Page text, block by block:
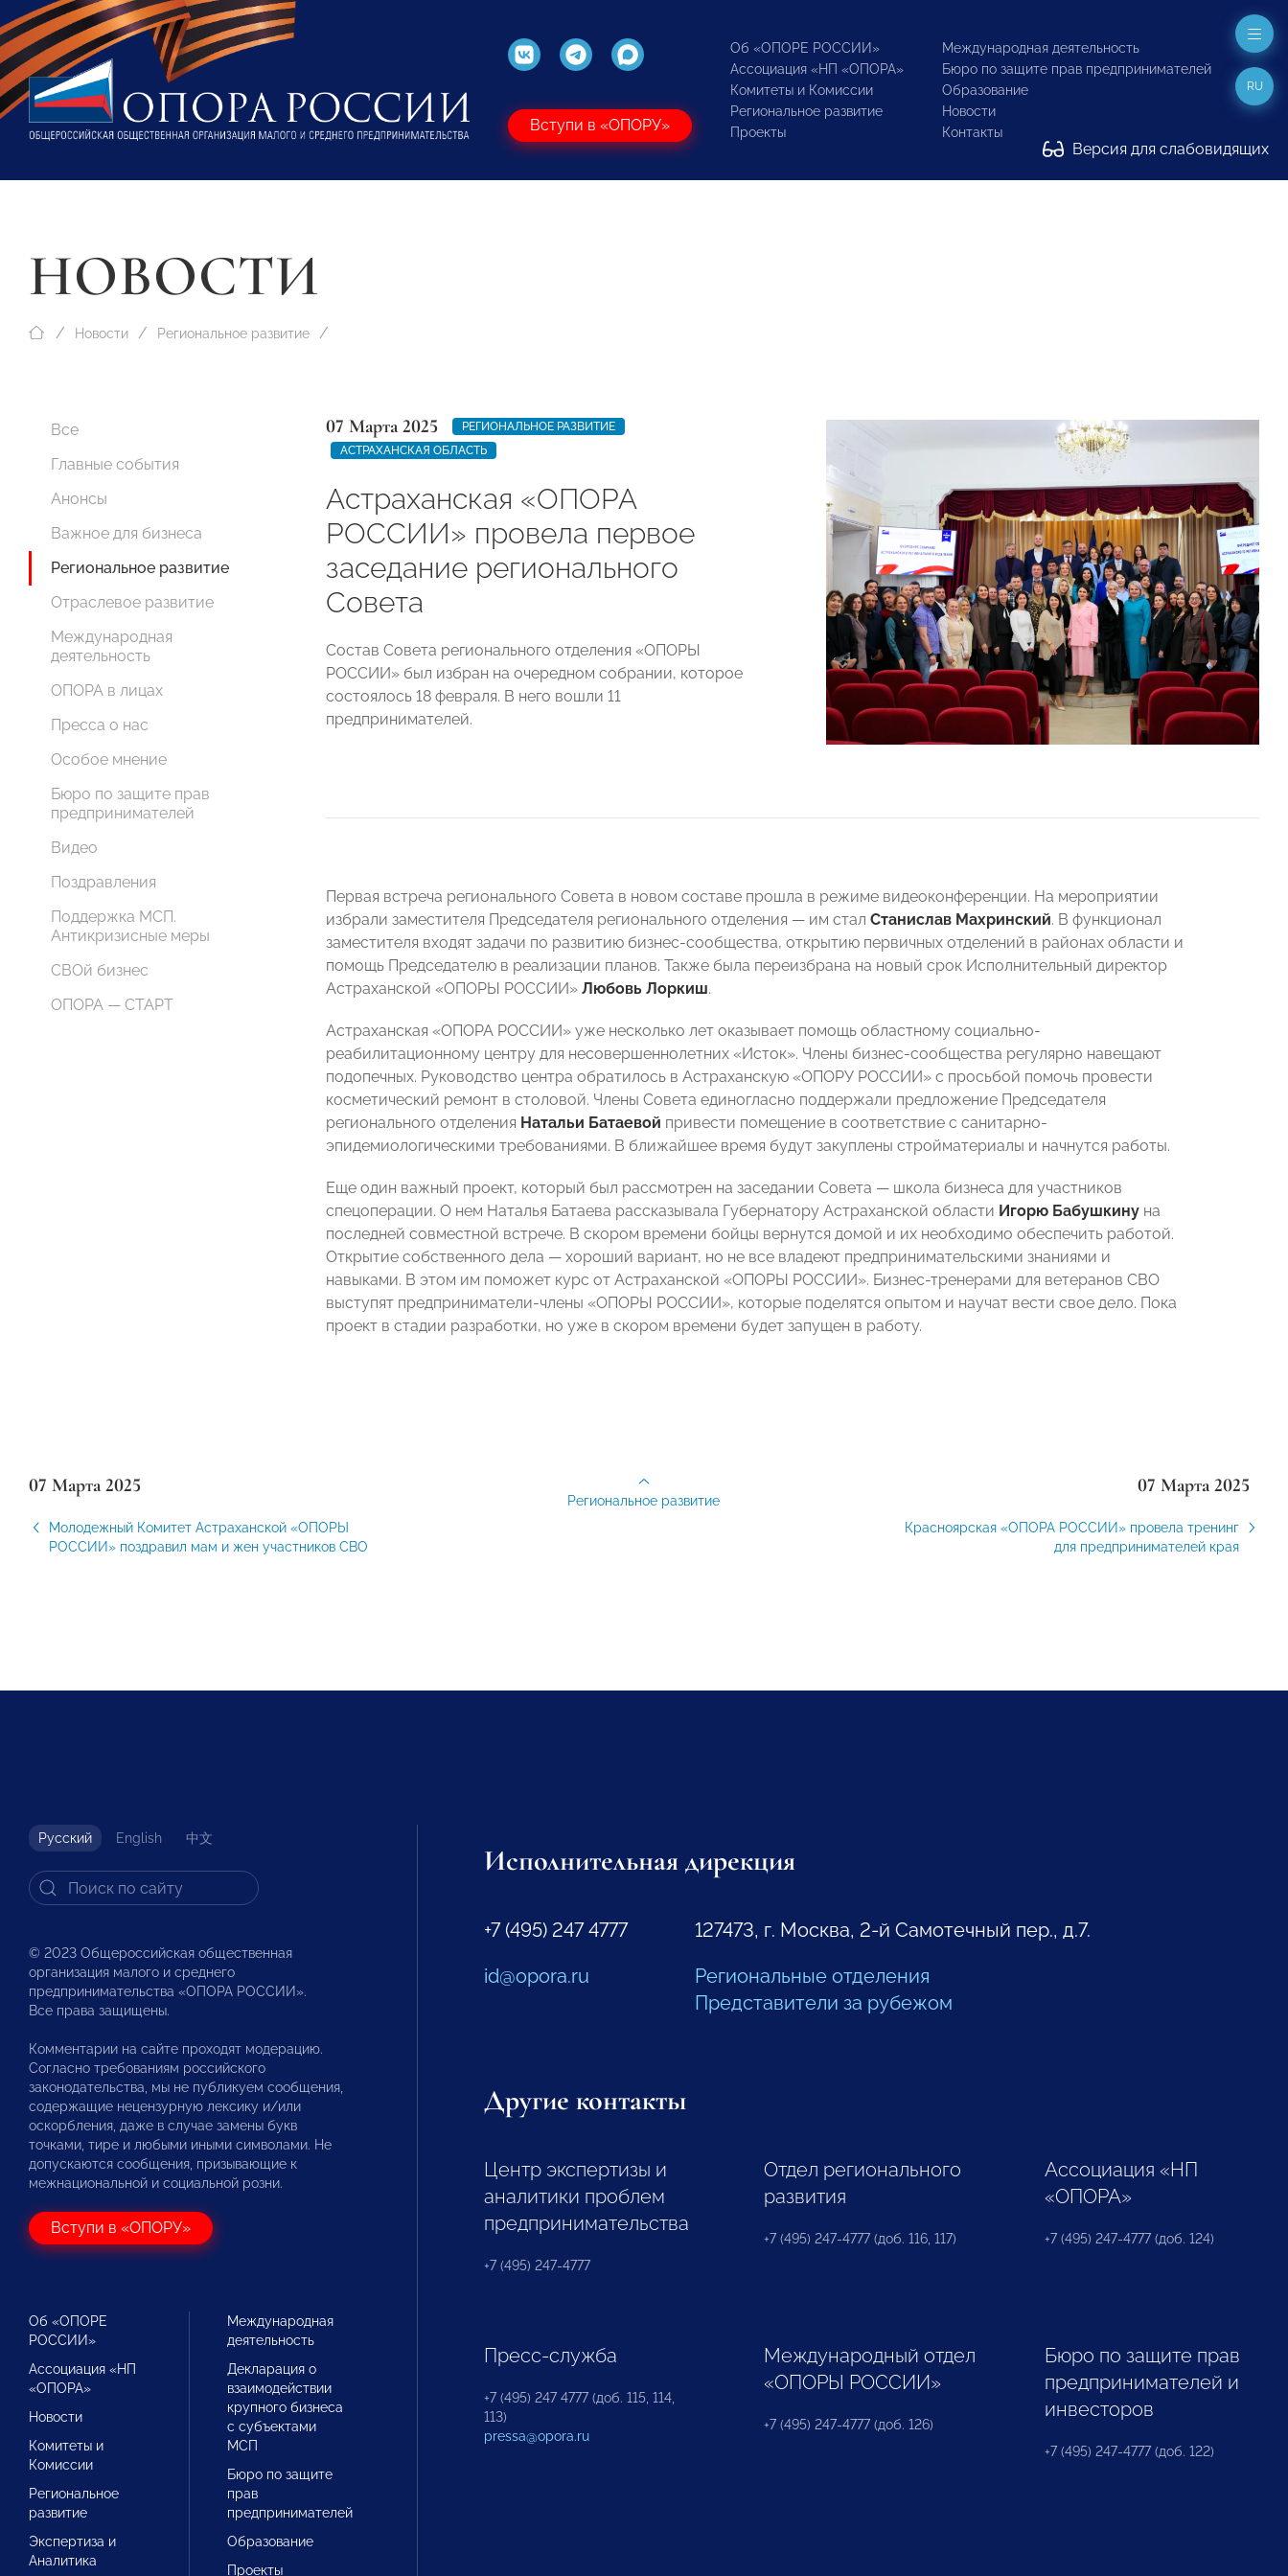
Вступи в «ОПОРУ»
Об «ОПОРЕ РОССИИ»
Ассоциация «НП «ОПОРА»
Комитеты и Комиссии
Региональное развитие
Проекты
Международная деятельность
Бюро по защите прав предпринимателей
Образование
Новости
Контакты
Версия для слабовидящих
RU
НОВОСТИ
Новости Региональное развитие
Все
Главные события
Анонсы
Важное для бизнеса
Региональное развитие
Отраслевое развитие
Международная
деятельность
ОПОРА в лицах
Пресса о нас
Особое мнение
Бюро по защите прав
предпринимателей
Видео
Поздравления
Поддержка МСП.
Антикризисные меры
СВОй бизнес
ОПОРА — СТАРТ
07 Марта 2025
РЕГИОНАЛЬНОЕ РАЗВИТИЕ
АСТРАХАНСКАЯ ОБЛАСТЬ
Астраханская «ОПОРА
РОССИИ» провела первое
заседание регионального
Совета
Состав Совета регионального отделения «ОПОРЫ
РОССИИ» был избран на очередном собрании, которое
состоялось 18 февраля. В него вошли 11
предпринимателей.
Первая встреча регионального Совета в новом составе прошла в режиме видеоконференции. На мероприятии
избрали заместителя Председателя регионального отделения — им стал Станислав Махринский. В функционал
заместителя входят задачи по развитию бизнес-сообщества, открытию первичных отделений в районах области и
помощь Председателю в реализации планов. Также была переизбрана на новый срок Исполнительный директор
Астраханской «ОПОРЫ РОССИИ» Любовь Лоркиш.
Астраханская «ОПОРА РОССИИ» уже несколько лет оказывает помощь областному социально-
реабилитационному центру для несовершеннолетних «Исток». Члены бизнес-сообщества регулярно навещают
подопечных. Руководство центра обратилось в Астраханскую «ОПОРУ РОССИИ» с просьбой помочь провести
косметический ремонт в столовой. Члены Совета единогласно поддержали предложение Председателя
регионального отделения Натальи Батаевой привести помещение в соответствие с санитарно-
эпидемиологическими требованиями. В ближайшее время будут закуплены стройматериалы и начнутся работы.
Еще один важный проект, который был рассмотрен на заседании Совета — школа бизнеса для участников
спецоперации. О нем Наталья Батаева рассказывала Губернатору Астраханской области Игорю Бабушкину на
последней совместной встрече. В скором времени бойцы вернутся домой и их необходимо обеспечить работой.
Открытие собственного дела — хороший вариант, но не все владеют предпринимательскими знаниями и
навыками. В этом им поможет курс от Астраханской «ОПОРЫ РОССИИ». Бизнес-тренерами для ветеранов СВО
выступят предприниматели-члены «ОПОРЫ РОССИИ», которые поделятся опытом и научат вести свое дело. Пока
проект в стадии разработки, но уже в скором времени будет запущен в работу.
07 Марта 2025
Молодежный Комитет Астраханской «ОПОРЫ
РОССИИ» поздравил мам и жен участников СВО
07 Марта 2025
Красноярская «ОПОРА РОССИИ» провела тренинг
для предпринимателей края
Региональное развитие
Русский English 中文
© 2023 Общероссийская общественная
организация малого и среднего
предпринимательства «ОПОРА РОССИИ».
Все права защищены.
Комментарии на сайте проходят модерацию.
Согласно требованиям российского
законодательства, мы не публикуем сообщения,
содержащие нецензурную лексику и/или
оскорбления, даже в случае замены букв
точками, тире и любыми иными символами. Не
допускаются сообщения, призывающие к
межнациональной и социальной розни.
Вступи в «ОПОРУ»
Об «ОПОРЕ
РОССИИ»
Ассоциация «НП
«ОПОРА»
Новости
Комитеты и
Комиссии
Региональное
развитие
Экспертиза и
Аналитика
Международная
деятельность
Декларация о
взаимодействии
крупного бизнеса
с субъектами
МСП
Бюро по защите
прав
предпринимателей
Образование
Проекты
Исполнительная дирекция
+7 (495) 247 4777
id@opora.ru
127473, г. Москва, 2-й Самотечный пер., д.7.
Региональные отделения
Представители за рубежом
Другие контакты
Центр экспертизы и
аналитики проблем
предпринимательства
+7 (495) 247-4777
Отдел регионального
развития
+7 (495) 247-4777 (доб. 116, 117)
Ассоциация «НП
«ОПОРА»
+7 (495) 247-4777 (доб. 124)
Пресс-служба
+7 (495) 247 4777 (доб. 115, 114,
113)
pressa@opora.ru
Международный отдел
«ОПОРЫ РОССИИ»
+7 (495) 247-4777 (доб. 126)
Бюро по защите прав
предпринимателей и
инвесторов
+7 (495) 247-4777 (доб. 122)